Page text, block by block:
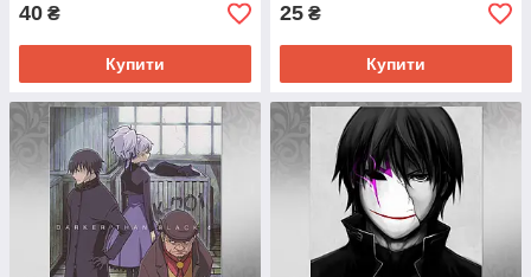
40 ₴
Купити
25 ₴
Купити